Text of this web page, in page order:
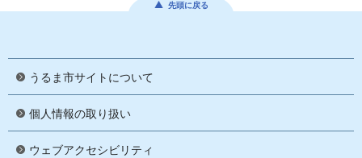
先頭に戻る
うるま市サイトについて
個人情報の取り扱い
ウェブアクセシビリティ